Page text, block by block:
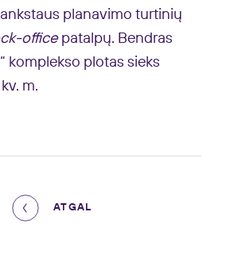
planavimo turtinių
officepatalpų. Bendras
komplekso plotas sieks
m.
ATGAL